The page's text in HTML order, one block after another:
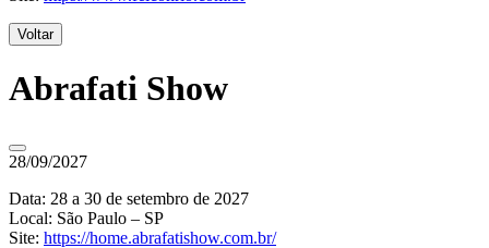
Voltar
Abrafati Show
28/09/2027
Data: 28 a 30 de setembro de 2027
Local: São Paulo – SP
Site: https://home.abrafatishow.com.br/